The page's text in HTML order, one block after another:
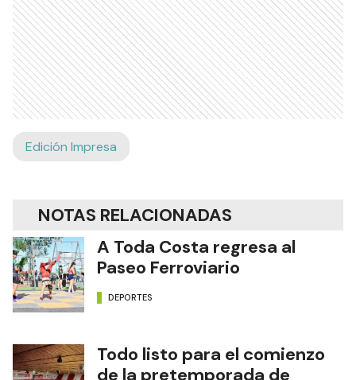
Edición Impresa
NOTAS RELACIONADAS
A Toda Costa regresa al
Paseo Ferroviario
DEPORTES
Todo listo para el comienzo
de la pretemporada de